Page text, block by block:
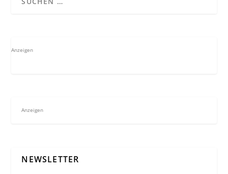
Anzeigen
Anzeigen
NEWSLETTER